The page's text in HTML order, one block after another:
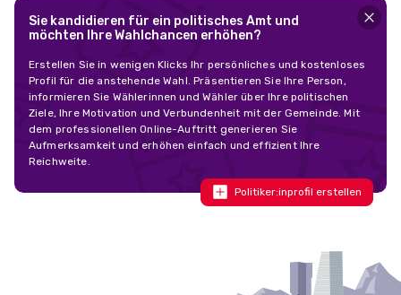
Sie kandidieren für ein politisches Amt und
möchten Ihre Wahlchancen erhöhen?
Erstellen Sie in wenigen Klicks Ihr persönliches und kostenloses
Profil für die anstehende Wahl. Präsentieren Sie Ihre Person,
informieren Sie Wählerinnen und Wähler über Ihre politischen
Ziele, Ihre Motivation und Verbundenheit mit der Gemeinde. Mit
dem professionellen Online-Auftritt generieren Sie
Aufmerksamkeit und erhöhen einfach und effizient Ihre
Reichweite.
Politiker:inprofil erstellen